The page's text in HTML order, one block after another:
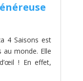
4 Saisons est
au monde. Elle
! En effet,